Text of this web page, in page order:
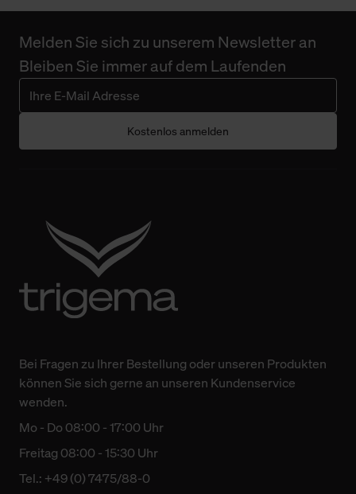
Änderung gesammelten Daten.
Weitere Informationen über Cookies und Web-
Technologien sowie die Nutzung Ihrer persönlichen Daten
finden Sie in unserer Datenschutzerklärung.
Melden Sie sich zu unserem Newsletter an
Bleiben Sie immer auf dem Laufenden
Kostenlos anmelden
Bei Fragen zu Ihrer Bestellung oder unseren Produkten
können Sie sich gerne an unseren Kundenservice
wenden.
Mo - Do 08:00 - 17:00 Uhr
Freitag 08:00 - 15:30 Uhr
Tel.: +49 (0) 7475/88-0